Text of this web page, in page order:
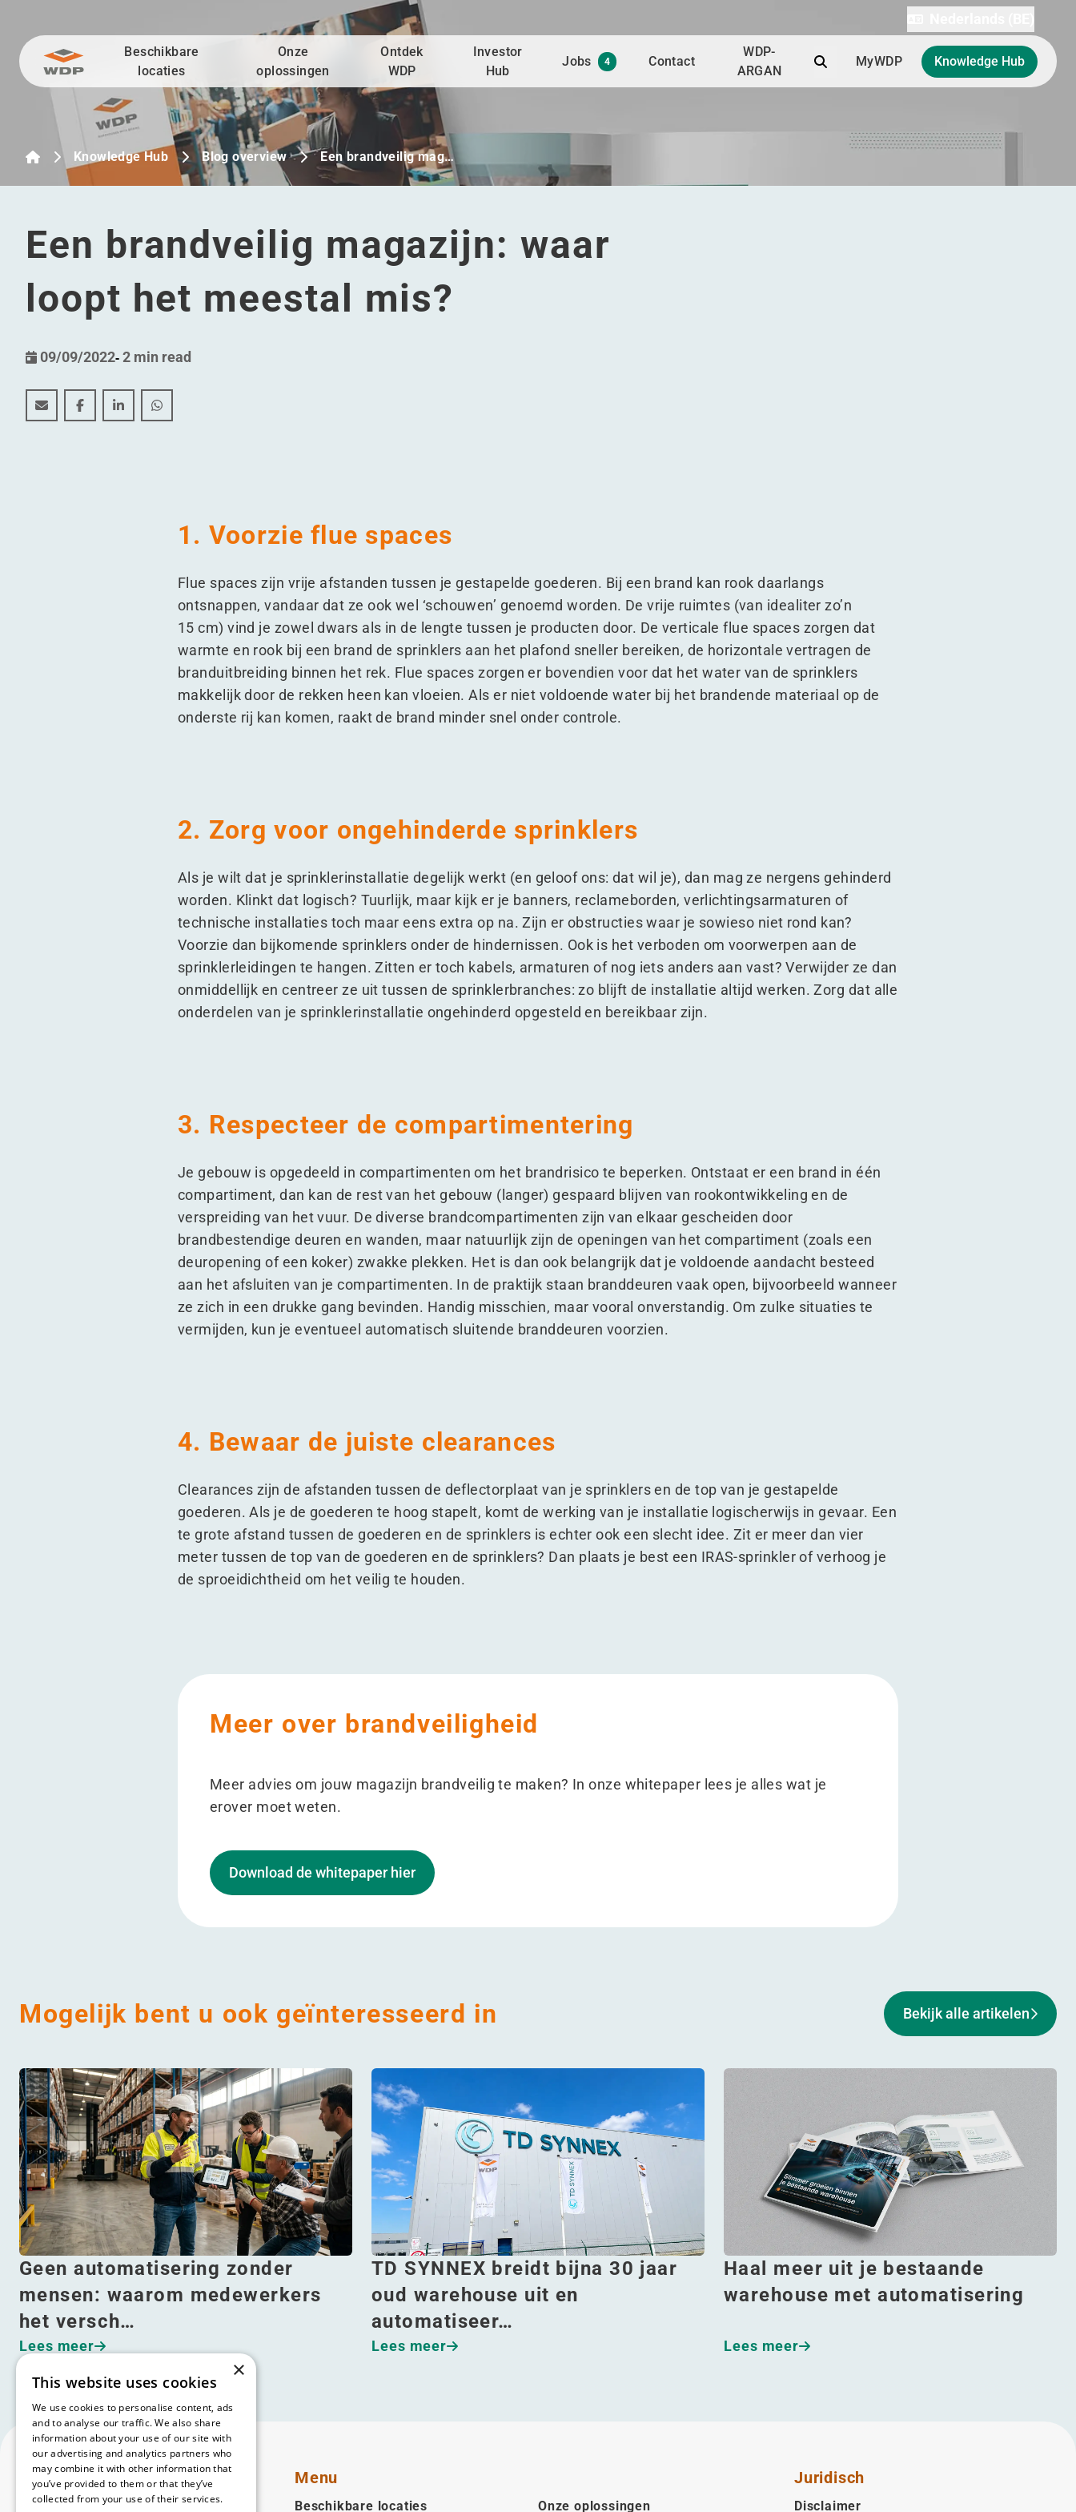
Ga naar inhoud
Beschikbare
locaties
Onze
oplossingen
Ontdek
WDP
Investor
Hub
Jobs 4 Contact
WDP-
ARGAN
ZoekMyWDP Knowledge Hub
Knowledge Hub Blog overview Een brandveilig mag…
Een brandveilig magazijn: waar
loopt het meestal mis?
09/09/2022-2 min read
Een brandveilig magazijn: waar loopt het meestal mis?
Een brandveilig magazijn: waar loopt het meestal mis?
Een brandveilig magazijn: waar loopt het meestal mis?
Een brandveilig magazijn: waar loopt het meestal mis?
1. Voorzie flue spaces
Flue spaces zijn vrije afstanden tussen je gestapelde goederen. Bij een brand kan rook daarlangs
ontsnappen, vandaar dat ze ook wel ‘schouwen’ genoemd worden. De vrije ruimtes (van idealiter zo’n
15 cm) vind je zowel dwars als in de lengte tussen je producten door. De verticale flue spaces zorgen dat
warmte en rook bij een brand de sprinklers aan het plafond sneller bereiken, de horizontale vertragen de
branduitbreiding binnen het rek. Flue spaces zorgen er bovendien voor dat het water van de sprinklers
makkelijk door de rekken heen kan vloeien. Als er niet voldoende water bij het brandende materiaal op de
onderste rij kan komen, raakt de brand minder snel onder controle.
2. Zorg voor ongehinderde sprinklers
Als je wilt dat je sprinklerinstallatie degelijk werkt (en geloof ons: dat wil je), dan mag ze nergens gehinderd
worden. Klinkt dat logisch? Tuurlijk, maar kijk er je banners, reclameborden, verlichtingsarmaturen of
technische installaties toch maar eens extra op na. Zijn er obstructies waar je sowieso niet rond kan?
Voorzie dan bijkomende sprinklers onder de hindernissen. Ook is het verboden om voorwerpen aan de
sprinklerleidingen te hangen. Zitten er toch kabels, armaturen of nog iets anders aan vast? Verwijder ze dan
onmiddellijk en centreer ze uit tussen de sprinklerbranches: zo blijft de installatie altijd werken. Zorg dat alle
onderdelen van je sprinklerinstallatie ongehinderd opgesteld en bereikbaar zijn.
3. Respecteer de compartimentering
Je gebouw is opgedeeld in compartimenten om het brandrisico te beperken. Ontstaat er een brand in één
compartiment, dan kan de rest van het gebouw (langer) gespaard blijven van rookontwikkeling en de
verspreiding van het vuur. De diverse brandcompartimenten zijn van elkaar gescheiden door
brandbestendige deuren en wanden, maar natuurlijk zijn de openingen van het compartiment (zoals een
deuropening of een koker) zwakke plekken. Het is dan ook belangrijk dat je voldoende aandacht besteed
aan het afsluiten van je compartimenten. In de praktijk staan branddeuren vaak open, bijvoorbeeld wanneer
ze zich in een drukke gang bevinden. Handig misschien, maar vooral onverstandig. Om zulke situaties te
vermijden, kun je eventueel automatisch sluitende branddeuren voorzien.
4. Bewaar de juiste clearances
Clearances zijn de afstanden tussen de deflectorplaat van je sprinklers en de top van je gestapelde
goederen. Als je de goederen te hoog stapelt, komt de werking van je installatie logischerwijs in gevaar. Een
te grote afstand tussen de goederen en de sprinklers is echter ook een slecht idee. Zit er meer dan vier
meter tussen de top van de goederen en de sprinklers? Dan plaats je best een IRAS-sprinkler of verhoog je
de sproeidichtheid om het veilig te houden.
Meer over brandveiligheid
Meer advies om jouw magazijn brandveilig te maken? In onze whitepaper lees je alles wat je
erover moet weten.
Download de whitepaper hier
Mogelijk bent u ook geïnteresseerd in Bekijk alle artikelen
Geen automatisering zonder
mensen: waarom medewerkers
het versch…
Lees meer
TD SYNNEX breidt bijna 30 jaar
oud warehouse uit en
automatiseer…
Lees meer
Haal meer uit je bestaande
warehouse met automatisering
Lees meer
Menu
Beschikbare locaties Onze oplossingen
Juridisch
Disclaimer
×
This website uses cookies
We use cookies to personalise content, ads
and to analyse our traffic. We also share
information about your use of our site with
our advertising and analytics partners who
may combine it with other information that
you’ve provided to them or that they’ve
collected from your use of their services.